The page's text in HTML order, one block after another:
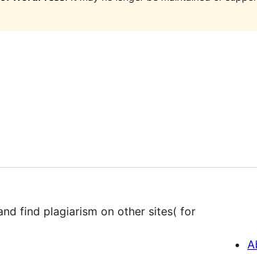
find plagiarism on other sites( for